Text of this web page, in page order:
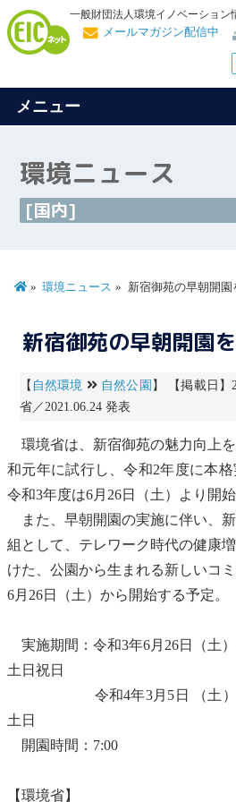
一般財団法人環境イノベーション
メールマガジン配信中
メニュー
環境ニュース
[国内]
環境ニュース 新宿御苑の早朝開園
新宿御苑の早朝開園
【 自然環境 自然公園 】 【掲載日】
省／2021.06.24 発表
環境省は、 新宿御苑の魅力向上
和元年に試行し、令和2年度に本格
令和3年度は6月26日（土）より開始
また、早朝開園の実施に伴い、
組として、テレワーク時代の健康
けた、公園から生まれる新しいコ
6月26日（土）から開始する予定。
実施期間：令和3年6月26日（土
土日祝日
令和4年3月5日 （土）～
土日
開園時間：7:00
【環境省】